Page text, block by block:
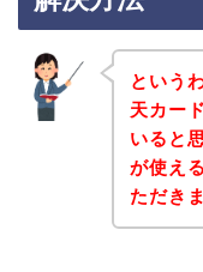
という
天カー
いると
が使え
ただき